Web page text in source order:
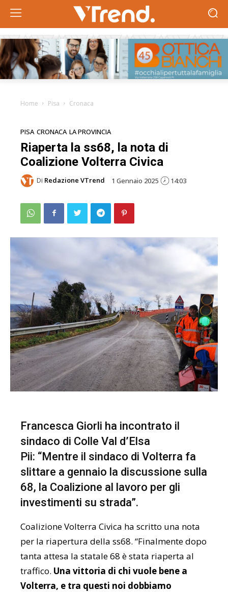
Home Pisa Cronaca
PISA CRONACA LA PROVINCIA
Riaperta la ss68, la nota di
Coalizione Volterra Civica
Di Redazione VTrend 1 Gennaio 2025 14:03
Francesca Giorli ha incontrato il
sindaco di Colle Val d’Elsa
Pii: “Mentre il sindaco di Volterra fa
slittare a gennaio la discussione sulla
68, la Coalizione al lavoro per gli
investimenti su strada”.
Coalizione Volterra Civica ha scritto una nota
per la riapertura della ss68. “Finalmente dopo
tanta attesa la statale 68 è stata riaperta al
traffico. Una vittoria di chi vuole bene a
Volterra, e tra questi noi dobbiamo